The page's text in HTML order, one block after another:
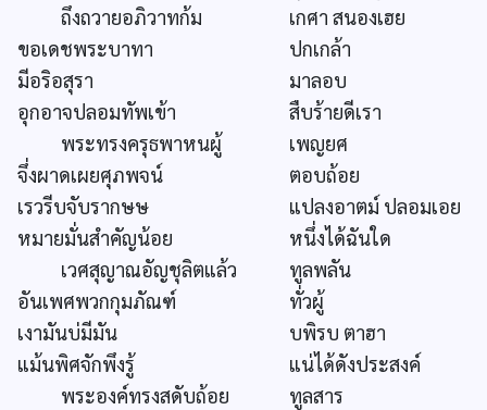
ถึงถวายอภิวาทก้ม
เกศา สนองเฮย
ขอเดชพระบาทา
ปกเกล้า
มีอริอสุรา
มาลอบ
อุกอาจปลอมทัพเข้า
สืบร้ายดีเรา
พระทรงครุธพาหนผู้
เพญยศ
จึ่งผาดเผยศุภพจน์
ตอบถ้อย
เรวรีบจับรากษษ
แปลงอาตม์ ปลอมเอย
หมายมั่นสำคัญน้อย
หนึ่งได้ฉันใด
เวศสุญาณอัญชุลิตแล้ว
ทูลพลัน
อันเพศพวกกุมภัณฑ์
ทั่วผู้
เงามันบ่มีมัน
บพิรบ ตาฮา
แม้นพิศจักพึงรู้
แน่ได้ดังประสงค์
พระองค์ทรงสดับถ้อย
ทูลสาร